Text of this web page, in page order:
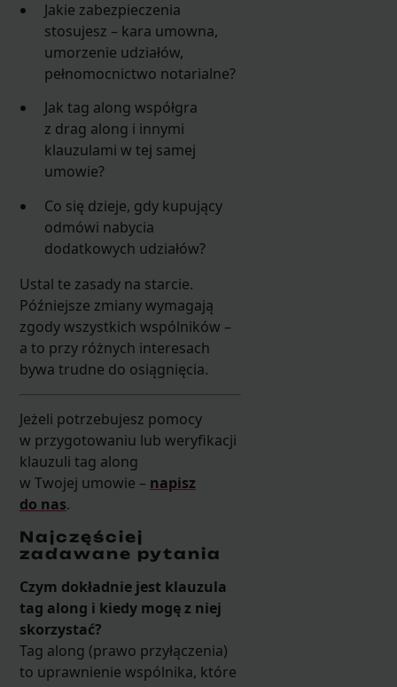
Jakie zabezpieczenia
stosujesz – kara umowna,
umorzenie udziałów,
pełnomocnictwo notarialne?
Jak tag along współgra
z drag along i innymi
klauzulami w tej samej
umowie?
Co się dzieje, gdy kupujący
odmówi nabycia
dodatkowych udziałów?
Ustal te zasady na starcie.
Późniejsze zmiany wymagają
zgody wszystkich wspólników –
a to przy różnych interesach
bywa trudne do osiągnięcia.
Jeżeli potrzebujesz pomocy
w przygotowaniu lub weryfikacji
klauzuli tag along
w Twojej umowie – napisz
do nas.
Najczęściej
zadawane pytania
Czym dokładnie jest klauzula
tag along i kiedy mogę z niej
skorzystać?
Tag along (prawo przyłączenia)
to uprawnienie wspólnika, które